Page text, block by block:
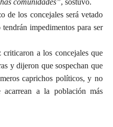
de los concejales será vetado
impedimentos para ser
a los concejales que
y dijeron que sospechan que
caprichos políticos, y no
acarrean a la población más